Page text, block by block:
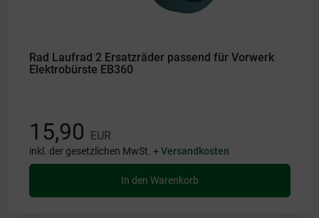
Rad Laufrad 2 Ersatzräder passend für Vorwerk
Elektrobürste EB360
15,90 EUR
inkl. der gesetzlichen MwSt. +Versandkosten
In den Warenkorb